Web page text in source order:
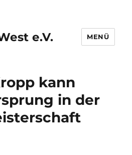
e.V. MENÜ
kann
in der